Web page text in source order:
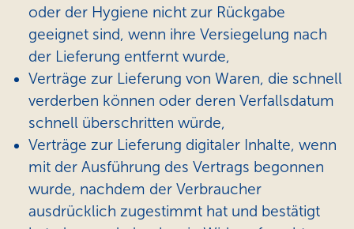
oder der Hygiene nicht zur Rückgabe
geeignet sind, wenn ihre Versiegelung nach
der Lieferung entfernt wurde,
Verträge zur Lieferung von Waren, die schnell
verderben können oder deren Verfallsdatum
schnell überschritten würde,
Verträge zur Lieferung digitaler Inhalte, wenn
mit der Ausführung des Vertrags begonnen
wurde, nachdem der Verbraucher
ausdrücklich zugestimmt hat und bestätigt